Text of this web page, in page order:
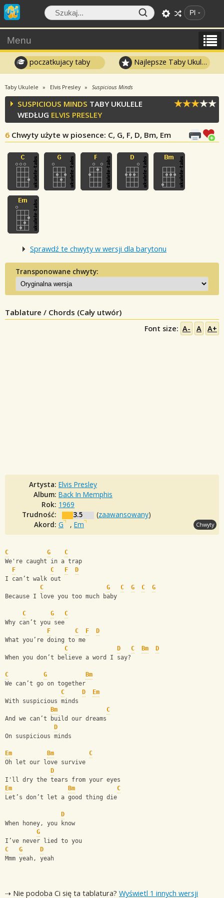
Pl
Menu
poczatkujacy taby Najlepsze Taby Ukulele
Taby Ukulele Elvis Presley Suspicious Minds
SUSPICIOUS MINDS TABY UKULELE
WEDŁUG ELVIS PRESLEY
6 Chwyty użyte w piosence: C, G, F, D, Bm, Em
Sprawdź te chwyty w wersji dla barytonu
Transponowane chwyty:
Tablature / Chords (Cały utwór)
Font size: A- A A+
Artysta: Elvis Presley
Album: Back In Memphis
Rok: 1969
Trudność:
3.5 (zaawansowany)
Akord: G , Em Chwyty
C G
C
We're caught in a trap
F
C F
D
I can’t walk out
C
G C G C
G
Because I love you too much baby
C G
C
Why can’t you see
F
C F
D
What you’re doing to me
C
D C Bm
D
When you don’t believe a word I say?
C G
Bm
We can’t go on together
C
D
Em
With suspicious minds
Bm
C
And we can’t build our dreams
D
On suspicious minds
Em Bm
C
Oh let our love survive
D
I'll dry the tears from your eyes
Em
Bm
C
Let’s don’t let a good thing die
D
When honey, you know
G
I’ve never lied to you
C
G
D
Mmm yeah, yeah
⇢ Nie podoba Ci się ta tablatura? Wyświetl 1 innych wersji